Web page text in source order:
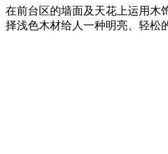
在前台区的墙面及天花上运用木
择浅色木材给人一种明亮、轻松